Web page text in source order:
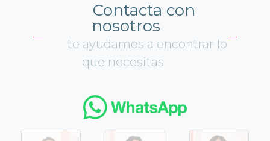
Contacta con
nosotros
te ayudamos a encontrar lo
que necesitas